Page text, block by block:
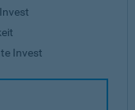
Invest